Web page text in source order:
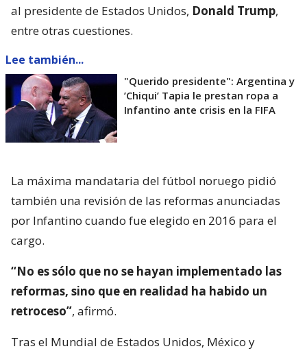
al presidente de Estados Unidos, Donald Trump,
entre otras cuestiones.
Lee también...
"Querido presidente": Argentina y
’Chiqui’ Tapia le prestan ropa a
Infantino ante crisis en la FIFA
La máxima mandataria del fútbol noruego pidió
también una revisión de las reformas anunciadas
por Infantino cuando fue elegido en 2016 para el
cargo.
“No es sólo que no se hayan implementado las
reformas, sino que en realidad ha habido un
retroceso”, afirmó.
Tras el Mundial de Estados Unidos, México y